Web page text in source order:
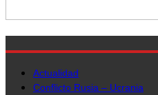
Actualidad
Conflicto Rusia – Ucrania